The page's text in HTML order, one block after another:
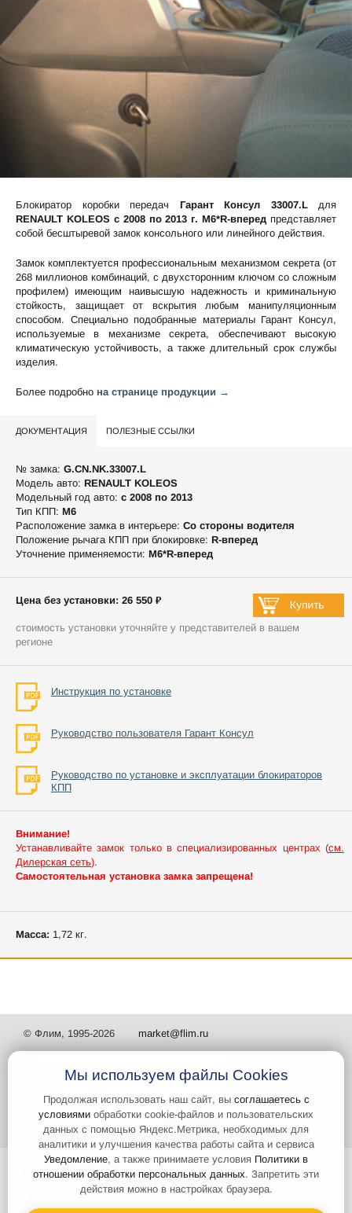
Блокиратор коробки передач Гарант Консул 33007.Lдля
RENAULT KOLEOS c 2008 по 2013 г. М6*R-вперед представляет
собой бесштыревой замок консольного или линейного действия.
Замок комплектуется профессиональным механизмом секрета (от
268 миллионов комбинаций, с двухсторонним ключом со сложным
профилем) имеющим наивысшую надежность и криминальную
стойкость, защищает от вскрытия любым манипуляционным
способом. Специально подобранные материалы Гарант Консул,
используемые в механизме секрета, обеспечивают высокую
климатическую устойчивость, а также длительный срок службы
изделия.
Более подробно на странице продукции →
ДОКУМЕНТАЦИЯ ПОЛЕЗНЫЕ ССЫЛКИ
№ замка: G.CN.NK.33007.L
Модель авто: RENAULT KOLEOS
Модельный год авто: c 2008 по 2013
Тип КПП: М6
Расположение замка в интерьере: Со стороны водителя
Положение рычага КПП при блокировке: R-вперед
Уточнение применяемости: М6*R-вперед
Цена без установки: 26 550 ₽
стоимость установки уточняйте у представителей в вашем
регионе
Инструкция по установке
Руководство пользователя Гарант Консул
Руководство по установке и эксплуатации блокираторов
КПП
Внимание!
Устанавливайте замок только в специализированных центрах (см.
Дилерская сеть).
Самостоятельная установка замка запрещена!
Масса: 1,72 кг.
© Флим, 1995-2026 market@flim.ru
Задать вопрос Контакты
Интернет-сайт носит информационный характер и не является
публичной офертой, которая определяется положениями статьи 437
Гражданского кодекса РФ. Информация о характеристиках и
стоимости товаров, указанных на сайте, условия доставки может
Мы используем файлы Cookies
Продолжая использовать наш сайт, вы соглашаетесь с
условиями обработки cookie-файлов и пользовательских
данных с помощью Яндекс.Метрика, необходимых для
аналитики и улучшения качества работы сайта и сервиса
Уведомление, а также принимаете условия Политики в
отношении обработки персональных данных. Запретить эти
действия можно в настройках браузера.